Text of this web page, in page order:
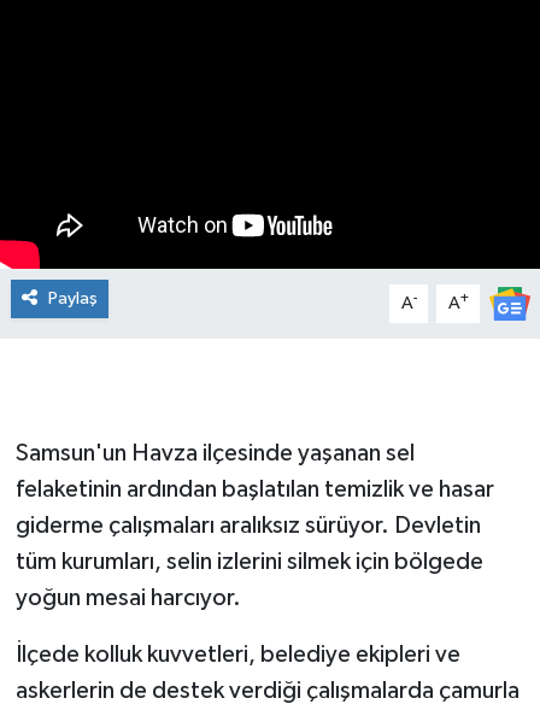
Paylaş A- A+
Samsun'un Havza ilçesinde yaşanan sel
felaketinin ardından başlatılan temizlik ve hasar
giderme çalışmaları aralıksız sürüyor. Devletin
tüm kurumları, selin izlerini silmek için bölgede
yoğun mesai harcıyor.
İlçede kolluk kuvvetleri, belediye ekipleri ve
askerlerin de destek verdiği çalışmalarda çamurla